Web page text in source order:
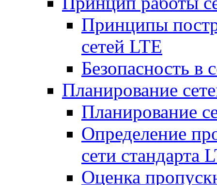
Принципы
сетей LTE
Безопасность в
Планирование
Планирование
Определение
сети стандарта
Оценка